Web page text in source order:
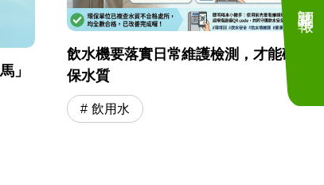
」
飲水機要落實日常維護檢測，才能確
保水質
飲用水